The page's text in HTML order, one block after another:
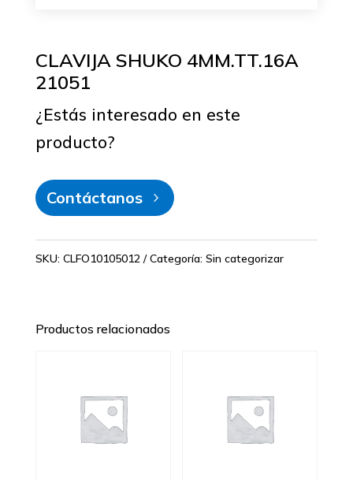
CLAVIJA SHUKO 4MM.TT.16A
21051
¿Estás interesado en este
producto?
Contáctanos
SKU: CLFO10105012 Categoría: Sin categorizar
Productos relacionados